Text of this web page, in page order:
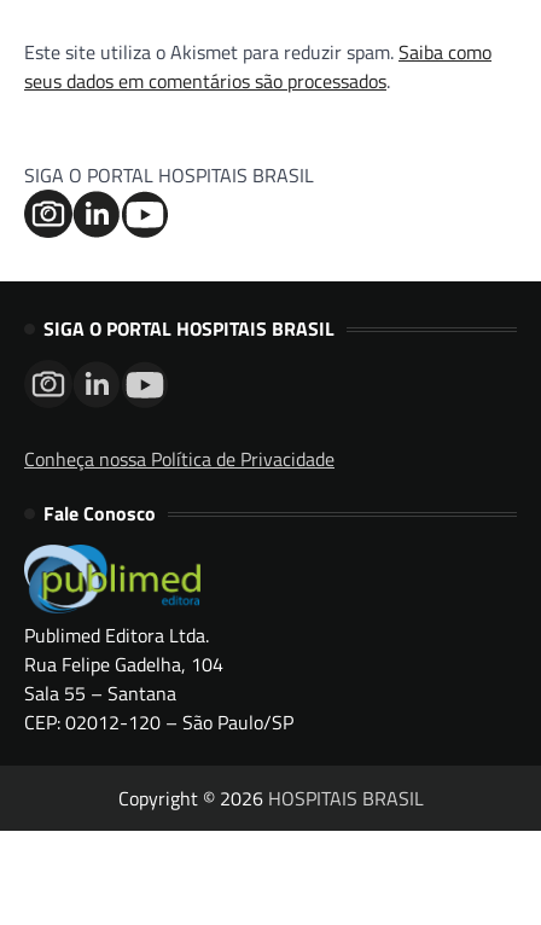
Este site utiliza o Akismet para reduzir spam.Saiba como
seus dados em comentários são processados.
SIGA O PORTAL HOSPITAIS BRASIL
SIGA O PORTAL HOSPITAIS BRASIL
Conheça nossa Política de Privacidade
Fale Conosco
Publimed Editora Ltda.
Rua Felipe Gadelha, 104
Sala 55 – Santana
CEP: 02012-120 – São Paulo/SP
Copyright © 2026 HOSPITAIS BRASIL